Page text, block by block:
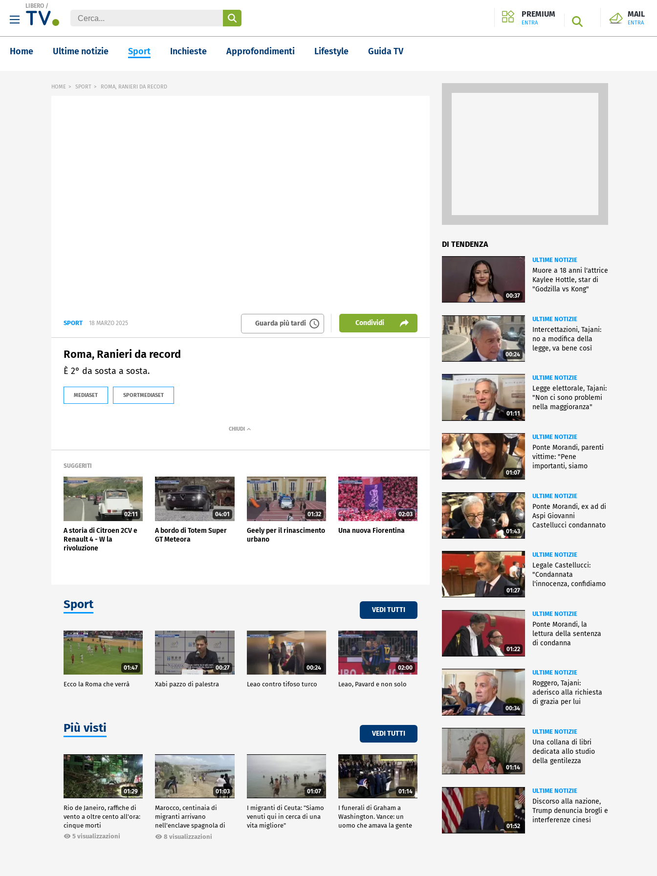
LIBERO /
PREMIUM
ENTRA SEARCH
MAIL
ENTRA
Home Ultime notizie Sport Inchieste Approfondimenti Lifestyle Guida TV
HOME SPORT ROMA, RANIERI DA RECORD
SPORT 18 MARZO 2025 Guarda più tardi Condividi
Roma, Ranieri da record
È 2° da sosta a sosta.
MEDIASET SPORTMEDIASET
SUGGERITI
02:11
A storia di Citroen 2CV e
Renault 4 - W la
rivoluzione
04:01
A bordo di Totem Super
GT Meteora
01:32
Geely per il rinascimento
urbano
02:03
Una nuova Fiorentina
Sport VEDI TUTTI
01:47
Ecco la Roma che verrà
00:27
Xabi pazzo di palestra
00:24
Leao contro tifoso turco
02:00
Leao, Pavard e non solo
Più visti VEDI TUTTI
01:29
Rio de Janeiro, raffiche di
vento a oltre cento all'ora:
cinque morti
5 visualizzazioni
01:03
Marocco, centinaia di
migranti arrivano
nell'enclave spagnola di
Ceuta8 visualizzazioni
01:07
I migranti di Ceuta: "Siamo
venuti qui in cerca di una
vita migliore"
01:14
I funerali di Graham a
Washington. Vance: un
uomo che amava la gente
DI TENDENZA
00:37
ULTIME NOTIZIE
Muore a 18 anni l'attrice
Kaylee Hottle, star di
"Godzilla vs Kong"
00:24
ULTIME NOTIZIE
Intercettazioni, Tajani:
no a modifica della
legge, va bene così
01:11
ULTIME NOTIZIE
Legge elettorale, Tajani:
"Non ci sono problemi
nella maggioranza"
01:07
ULTIME NOTIZIE
Ponte Morandi, parenti
vittime: "Pene
importanti, siamo
01:43
ULTIME NOTIZIE
Ponte Morandi, ex ad di
Aspi Giovanni
Castellucci condannato
01:27
ULTIME NOTIZIE
Legale Castellucci:
"Condannata
l'innocenza, confidiamo
01:22
ULTIME NOTIZIE
Ponte Morandi, la
lettura della sentenza
di condanna
00:34
ULTIME NOTIZIE
Roggero, Tajani:
aderisco alla richiesta
di grazia per lui
01:14
ULTIME NOTIZIE
Una collana di libri
dedicata allo studio
della gentilezza
01:52
ULTIME NOTIZIE
Discorso alla nazione,
Trump denuncia brogli e
interferenze cinesi